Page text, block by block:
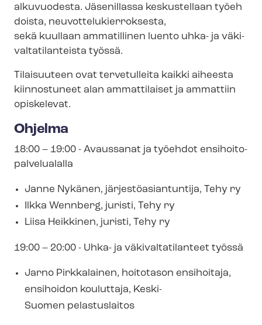
alkuvuodesta. Jäsenillassa keskustellaan työeh
doista, neu­vot­te­lu­kier­rok­ses­ta,
sekä kuullaan ammatillinen luento uhka- ja vä­ki­
val­ta­ti­lan­teis­ta työssä.
Tilaisuuteen ovat tervetulleita kaikki aiheesta
kiinnostuneet alan ammattilaiset ja ammattiin
opiskelevat.
Ohjelma
18:00 – 19:00 - Avaussanat ja työehdot en­si­hoi­to­
pal­ve­lua­lal­la
Janne Nykänen, jär­jes­tö­asian­tun­ti­ja, Tehy ry
Ilkka Wennberg, juristi, Tehy ry
Liisa Heikkinen, juristi, Tehy ry
19:00 – 20:00 - Uhka- ja vä­ki­val­ta­ti­lan­teet työssä
Jarno Pirkkalainen, hoitotason ensihoitaja,
ensihoidon kouluttaja, Keski-
Suomen pelastuslaitos